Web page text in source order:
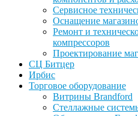
Сервисное
Оснащение
Ремонт и
компрессоров
Проектирование
СЦ Битцер
Ирбис
Торговое оборудование
Витрины Brandford
Стеллажные